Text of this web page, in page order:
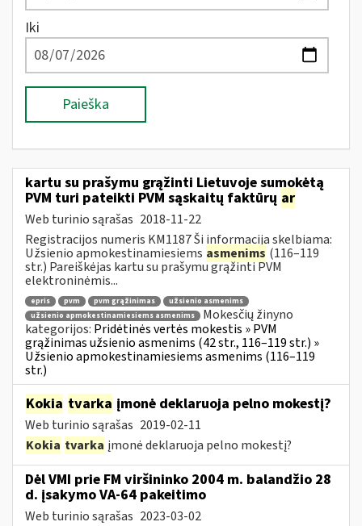
Iki
Paieška
kartu su prašymu grąžinti Lietuvoje sumokėtą
PVM turi pateikti PVM sąskaitų faktūrų ar
Web turinio sąrašas 2018-11-22
Registracijos numeris KM1187 Ši informacija skelbiama:
Užsienio apmokestinamiesiems asmenims (116–119
str.) Pareiškėjas kartu su prašymu grąžinti PVM
elektroninėmis...
epris pvm pvm grąžinimas
užsienio asmenims
užsienio apmokestinamiesiems asmenims
Mokesčių žinyno
kategorijos: Pridėtinės vertės mokestis » PVM
grąžinimas užsienio asmenims (42 str., 116–119 str.) »
Užsienio apmokestinamiesiems asmenims (116–119
str.)
Kokia tvarka įmonė deklaruoja pelno mokestį?
Web turinio sąrašas 2019-02-11
Kokia tvarka įmonė deklaruoja pelno mokestį?
Dėl VMI prie FM viršininko 2004 m. balandžio 28
d. įsakymo VA-64 pakeitimo
Web turinio sąrašas 2023-03-02